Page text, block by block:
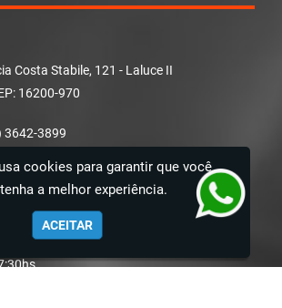
Costa Stabile, 121 - Laluce II
16200-970
3642-3899
sexta-feira
em Robótica Industrial
cookies para garantir que você
a melhor experiência.
ACEITAR